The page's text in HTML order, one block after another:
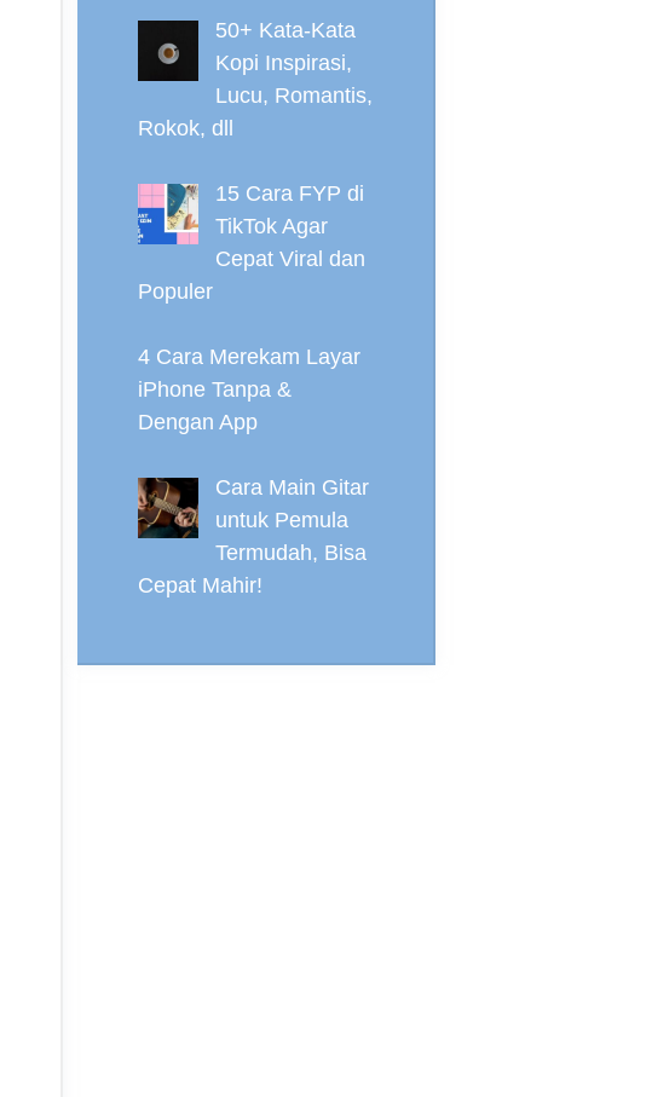
50+ Kata-Kata
Kopi Inspirasi,
Lucu, Romantis,
Rokok, dll
15 Cara FYP di
TikTok Agar
Cepat Viral dan
Populer
4 Cara Merekam Layar
iPhone Tanpa &
Dengan App
Cara Main Gitar
untuk Pemula
Termudah, Bisa
Cepat Mahir!